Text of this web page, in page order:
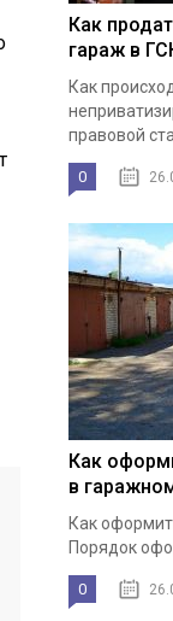
Как
гараж в
Как
правовой
0
Как
в
Как
Порядок
0